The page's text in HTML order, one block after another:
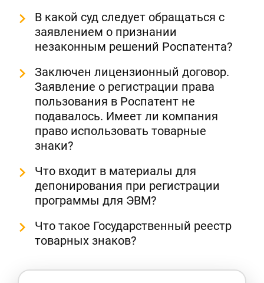
В какой суд следует обращаться с
заявлением о признании
незаконным решений Роспатента?
Заключен лицензионный договор.
Заявление о регистрации права
пользования в Роспатент не
подавалось. Имеет ли компания
право использовать товарные
знаки?
Что входит в материалы для
депонирования при регистрации
программы для ЭВМ?
Что такое Государственный реестр
товарных знаков?